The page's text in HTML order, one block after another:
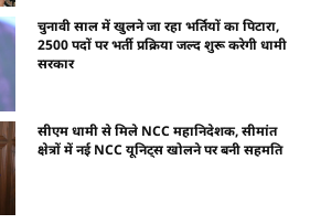
चुनावी साल में खुलने जा रहा भर्तियों का पिटारा,
2500 पदों पर भर्ती प्रक्रिया जल्द शुरू करेगी धामी
सरकार
सीएम धामी से मिले NCC महानिदेशक, सीमांत
क्षेत्रों में नई NCC यूनिट्स खोलने पर बनी सहमति